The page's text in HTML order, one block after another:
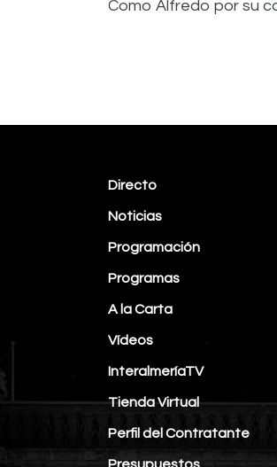
Como Alfredo por su
Directo
Noticias
Programación
Programas
A la Carta
Vídeos
InteralmeríaTV
Tienda Virtual
Perfil del Contratante
Presupuestos